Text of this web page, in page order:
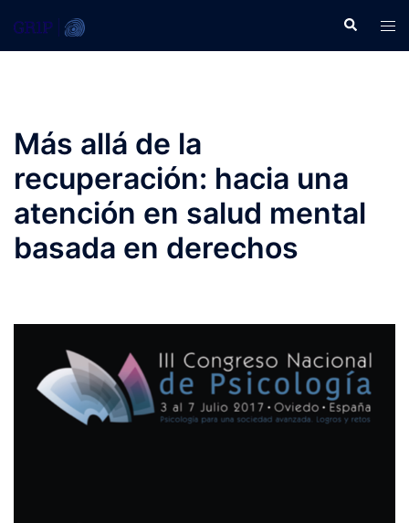
Buscar
Más allá de la
recuperación: hacia una
atención en salud mental
basada en derechos